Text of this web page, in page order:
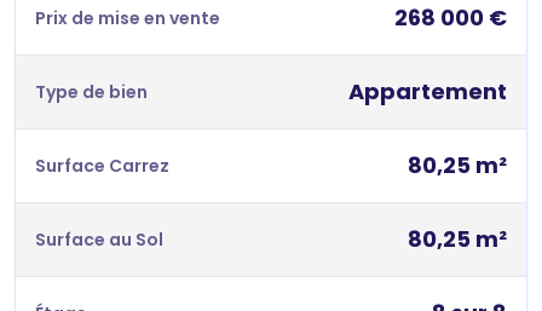
Prix de mise en vente 268 000 €
Type de bien Appartement
Surface Carrez 80,25 m²
Surface au Sol 80,25 m²